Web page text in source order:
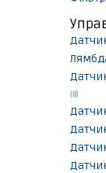
(8)